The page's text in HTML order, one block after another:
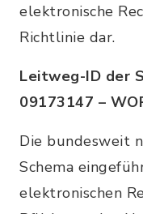
elektronische
Richtlinie dar.
Leitweg-ID der
09173147 –
Die bundesweit
Schema
elektronischen